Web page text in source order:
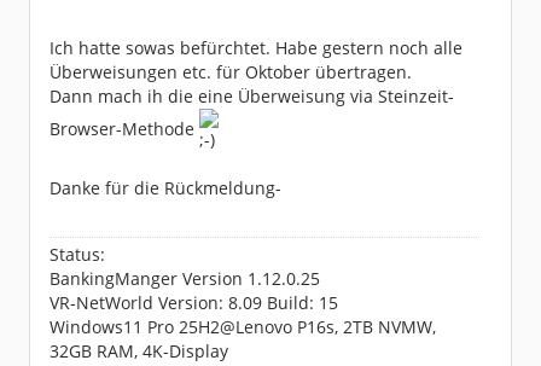
Ich hatte sowas befürchtet. Habe gestern noch alle
Überweisungen etc. für Oktober übertragen.
Dann mach ih die eine Überweisung via Steinzeit-
Browser-Methode
Danke für die Rückmeldung-
Status:
BankingManger Version 1.12.0.25
VR-NetWorld Version: 8.09 Build: 15
Windows11 Pro 25H2@Lenovo P16s, 2TB NVMW,
32GB RAM, 4K-Display